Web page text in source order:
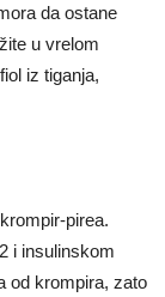
da ostane
u vrelom
iz tiganja,
pirea.
i insulinskom
od krompira, zato